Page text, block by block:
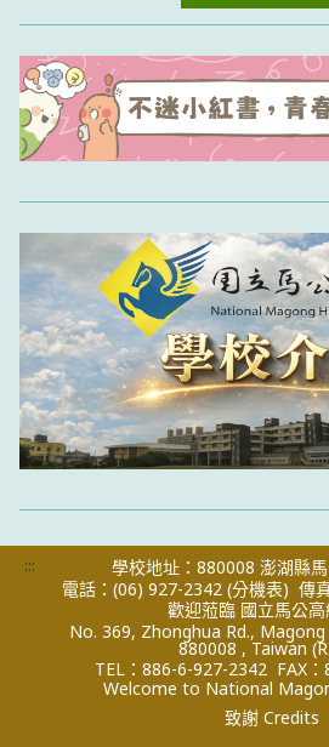
:::
學校地址：880008 澎湖縣
電話：(06) 927-2342 (分機表) 傳
歡迎蒞臨 國立馬公
No. 369, Zhonghua Rd.,
880008 , Taiwan
TEL：886-6-927-2342 FAX
Welcome to National
致謝 Credits